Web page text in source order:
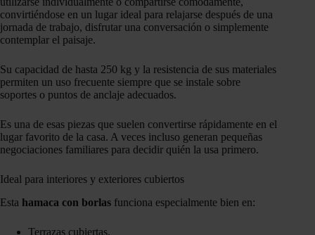
convirtiéndose en un lugar ideal para relajarse después de una
jornada de trabajo, disfrutar una conversación o simplemente
contemplar el paisaje.
Su capacidad de hasta 250 kg y la resistencia de sus materiales
permiten un uso frecuente siempre que se instale sobre
soportes o puntos de anclaje adecuados.
Es una de esas piezas que suelen convertirse rápidamente en el
lugar favorito de la casa. A veces incluso generan pequeñas
negociaciones familiares para decidir quién la usa primero.
Ideal para interiores y exteriores cubiertos
Esta hamaca con borlas funciona especialmente bien en:
Terrazas cubiertas.